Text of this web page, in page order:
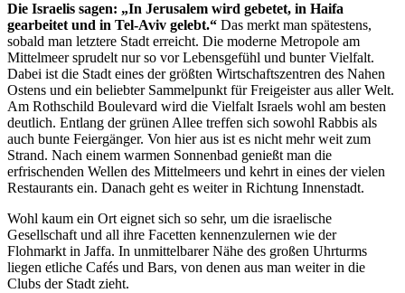
Die Israelis sagen: „In Jerusalem wird gebetet, in Haifa
gearbeitet und in Tel-Aviv gelebt.“ Das merkt man spätestens,
sobald man letztere Stadt erreicht. Die moderne Metropole am
Mittelmeer sprudelt nur so vor Lebensgefühl und bunter Vielfalt.
Dabei ist die Stadt eines der größten Wirtschaftszentren des Nahen
Ostens und ein beliebter Sammelpunkt für Freigeister aus aller Welt.
Am Rothschild Boulevard wird die Vielfalt Israels wohl am besten
deutlich. Entlang der grünen Allee treffen sich sowohl Rabbis als
auch bunte Feiergänger. Von hier aus ist es nicht mehr weit zum
Strand. Nach einem warmen Sonnenbad genießt man die
erfrischenden Wellen des Mittelmeers und kehrt in eines der vielen
Restaurants ein. Danach geht es weiter in Richtung Innenstadt.
Wohl kaum ein Ort eignet sich so sehr, um die israelische
Gesellschaft und all ihre Facetten kennenzulernen wie der
Flohmarkt in Jaffa. In unmittelbarer Nähe des großen Uhrturms
liegen etliche Cafés und Bars, von denen aus man weiter in die
Clubs der Stadt zieht.